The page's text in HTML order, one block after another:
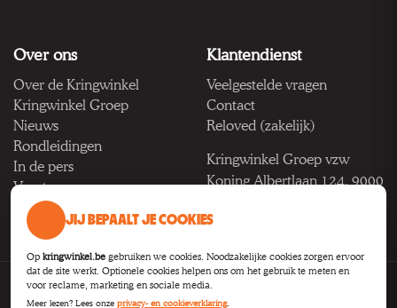
Over ons
Over de Kringwinkel
Kringwinkel Groep
Nieuws
Rondleidingen
In de pers
Vacatures
Klantendienst
Veelgestelde vragen
Contact
Reloved (zakelijk)
Kringwinkel Groep vzw
Koning Albertlaan 124, 9000
BTW BE 1033.922.208
PrivacyVoorwaardenToegankelijkheid
JIJ BEPAALT JE COOKIES
Op kringwinkel.be gebruiken we cookies. Noodzakelijke cookies zorgen ervoor
dat de site werkt. Optionele cookies helpen ons om het gebruik te meten en
voor reclame, marketing en sociale media.
Meer lezen? Lees onze privacy- en cookieverklaring.